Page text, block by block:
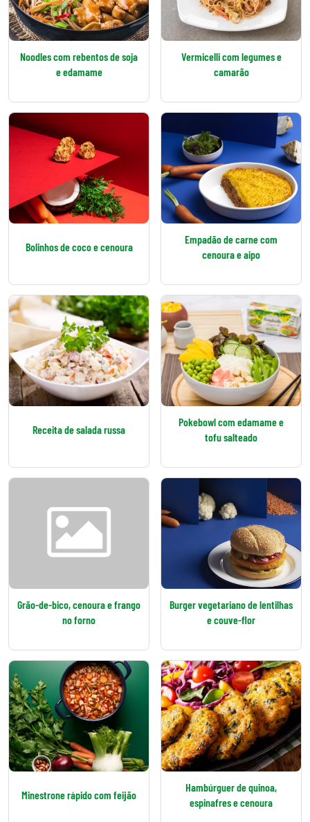
Noodles com rebentos de soja
e edamame
Vermicelli com legumes e
camarão
Bolinhos de coco e cenoura
Empadão de carne com
cenoura e aipo
Receita de salada russa
Pokebowl com edamame e
tofu salteado
Grão-de-bico, cenoura e frango
no forno
Burger vegetariano de lentilhas
e couve-flor
Minestrone rápido com feijão
Hambúrguer de quinoa,
espinafres e cenoura